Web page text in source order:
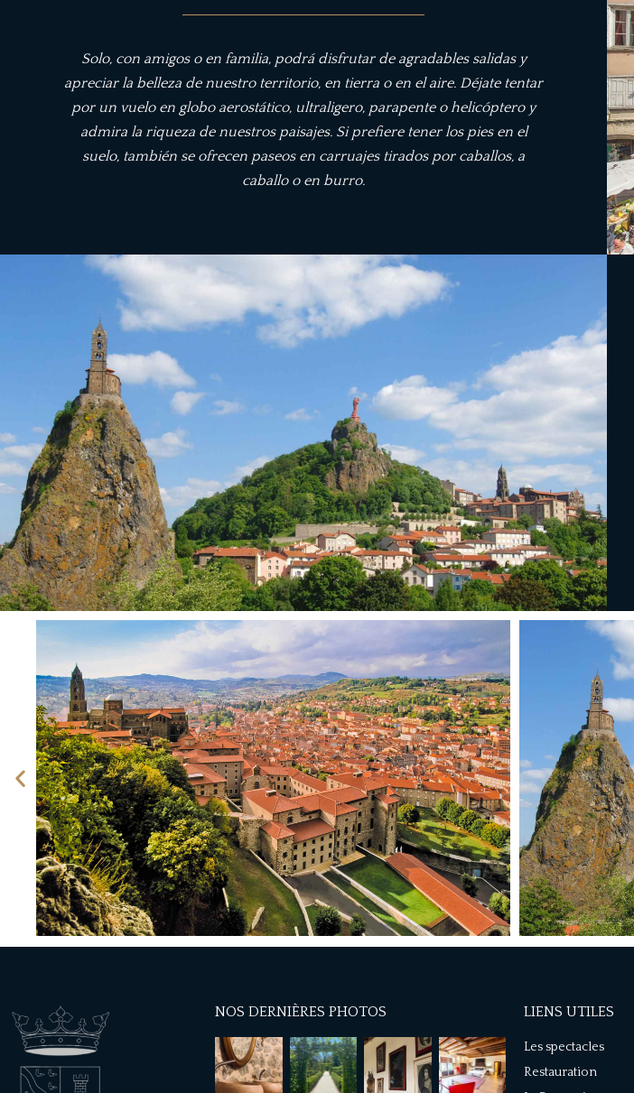
Solo, con amigos o en familia, podrá disfrutar de agradables salidas y
apreciar la belleza de nuestro territorio, en tierra o en el aire. Déjate tentar
por un vuelo en globo aerostático, ultraligero, parapente o helicóptero y
admira la riqueza de nuestros paisajes. Si prefiere tener los pies en el
suelo, también se ofrecen paseos en carruajes tirados por caballos, a
caballo o en burro.
NOS DERNIÈRES PHOTOS LIENS UTILES
Les spectacles
Restauration